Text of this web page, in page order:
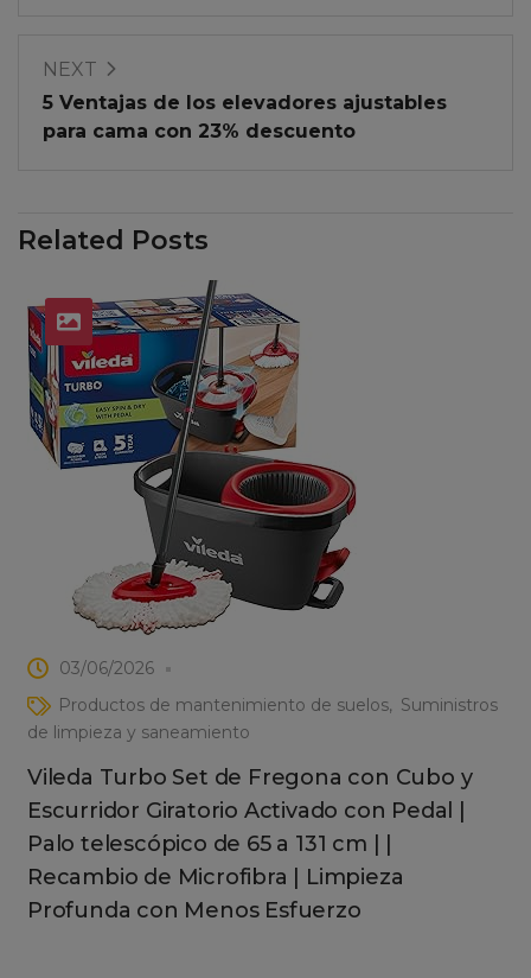
NEXT
5 Ventajas de los elevadores ajustables
para cama con 23% descuento
Related Posts
03/06/2026
Productos de mantenimiento de suelos
Suministros
de limpieza y saneamiento
Vileda Turbo Set de Fregona con Cubo y
Escurridor Giratorio Activado con Pedal |
Palo telescópico de 65 a 131 cm | |
Recambio de Microfibra | Limpieza
Profunda con Menos Esfuerzo